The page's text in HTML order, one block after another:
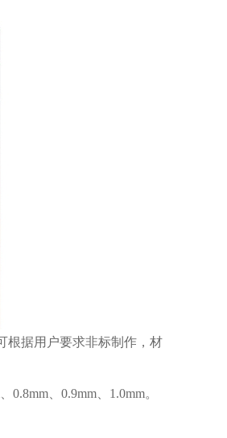
根据用户要求非标制作，材
、0.9mm、1.0mm。